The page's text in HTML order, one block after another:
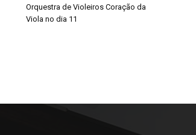
Orquestra de Violeiros Coração da
Viola no dia 11